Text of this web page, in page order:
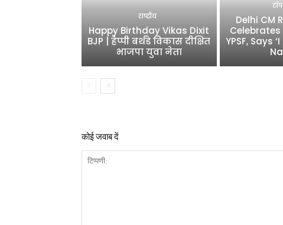
राष्ट्रीय
Happy Birthday Vikas Dixit
BJP | हैप्पी बर्थडे विकास दीक्षित
भाजपा युवा नेता
Delhi CM
YPSF, Says
कोई जवाब दें